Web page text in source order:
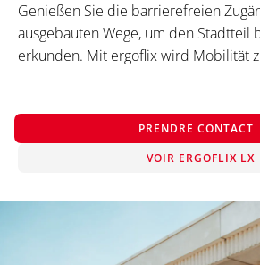
Genießen Sie die barrierefreien
ausgebauten Wege, um den Stadtteil
erkunden. Mit ergoflix wird Mobilität
PRENDRE CONTACT
VOIR ERGOFLIX LX